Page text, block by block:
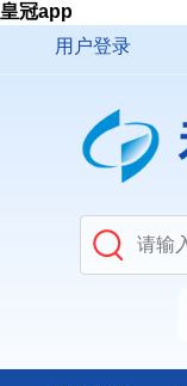
皇冠app
用户登录